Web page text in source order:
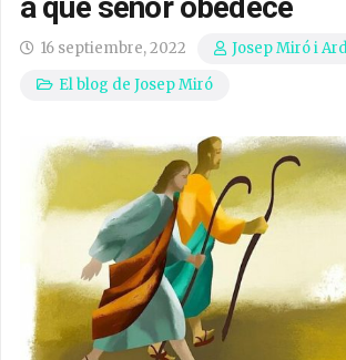
16 septiembre, 2022
Josep Miró i
El blog de Josep Miró